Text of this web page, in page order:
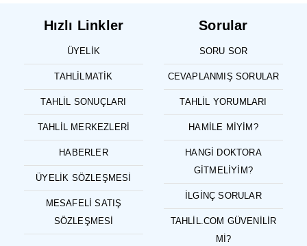
Hızlı Linkler
ÜYELIK
TAHLILMATIK
TAHLIL SONUÇLARI
TAHLIL MERKEZLERI
HABERLER
ÜYELIK SÖZLEŞMESI
MESAFELI SATIŞ
SÖZLEŞMESI
Sorular
SORU SOR
CEVAPLANMIŞ SORULAR
TAHLIL YORUMLARI
HAMILE MIYIM?
HANGI DOKTORA
GITMELIYIM?
İLGINÇ SORULAR
TAHLIL.COM GÜVENILIR
MI?